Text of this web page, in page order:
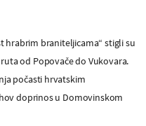
hrabrim braniteljicama“ stigli su
od Popovače do Vukovara.
počasti hrvatskim
doprinos u Domovinskom